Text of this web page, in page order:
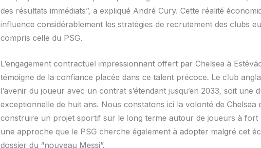
des résultats immédiats”, a expliqué André Cury. Cette réalité
influence considérablement les stratégies de recrutement des clubs
compris celle du PSG.
L’engagement contractuel impressionnant offert par Chelsea à
témoigne de la confiance placée dans ce talent précoce. Le club
l’avenir du joueur avec un contrat s’étendant jusqu’en 2033, soit une
exceptionnelle de huit ans. Nous constatons ici la volonté de Chelsea
construire un projet sportif sur le long terme autour de joueurs à fort
une approche que le PSG cherche également à adopter malgré cet
dossier du “nouveau Messi”.